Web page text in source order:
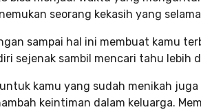
seorang kekasih yang
sampai hal ini membuat kamu
sejenak sambil mencari tahu lebih
kamu yang sudah menikah
keintiman dalam keluarga.